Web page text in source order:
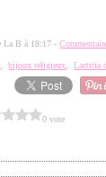
La B à 18:17 -
,bijoux religieux ,Laetitia
0 vote